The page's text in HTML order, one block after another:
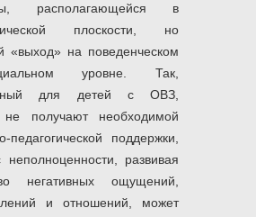
располагающейся в
плоскости, но
«выход» на поведенческом
уровне. Так,
для детей с ОВЗ,
не получают необходимой
педагогической поддержки,
неполноценности, развивая
негативных ощущений,
и отношений, может